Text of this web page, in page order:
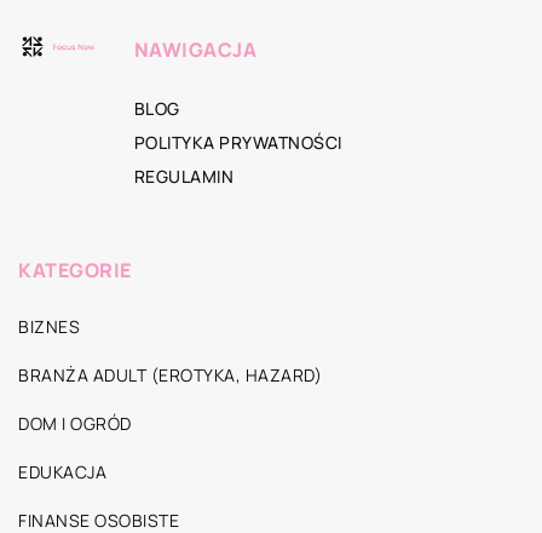
NAWIGACJA
BLOG
POLITYKA PRYWATNOŚCI
REGULAMIN
KATEGORIE
BIZNES
BRANŻA ADULT (EROTYKA, HAZARD)
DOM I OGRÓD
EDUKACJA
FINANSE OSOBISTE